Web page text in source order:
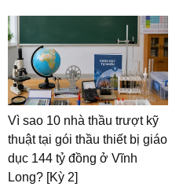
Vì sao 10 nhà thầu trượt kỹ
thuật tại gói thầu thiết bị giáo
dục 144 tỷ đồng ở Vĩnh
Long? [Kỳ 2]